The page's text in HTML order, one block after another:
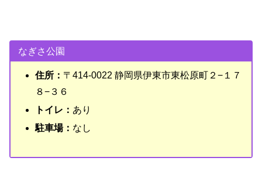
なぎさ公園
住所： 〒414-0022 静岡県伊東市東松原町２−１７
８−３６
トイレ： あり
駐車場： なし